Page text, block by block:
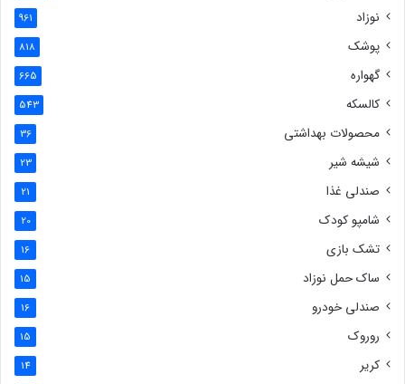
نوزاد 961
پوشک 818
گهواره 665
کالسکه 543
محصولات بهداشتی 36
شیشه شیر 23
صندلی غذا 21
شامپو کودک 20
تشک بازی 16
ساک حمل نوزاد 15
صندلی خودرو 16
روروک 15
کریر 14